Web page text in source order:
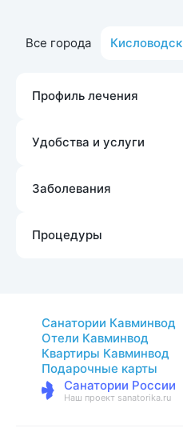
Все города Кисловодск
Профиль лечения
Удобства и услуги
Заболевания
Процедуры
Санатории Кавминвод
Отели Кавминвод
Квартиры Кавминвод
Подарочные карты
Санатории России
Наш проект sanatorika.ru